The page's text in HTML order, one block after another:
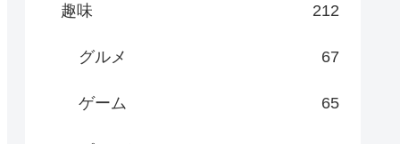
趣味 212
グルメ 67
ゲーム 65